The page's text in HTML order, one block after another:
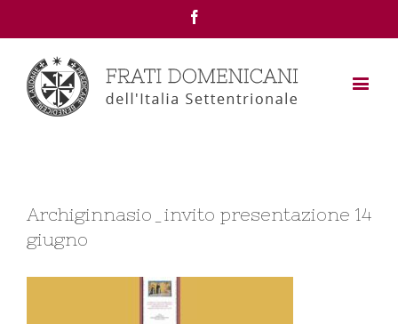
Archiginnasio_invito presentazione 14
giugno